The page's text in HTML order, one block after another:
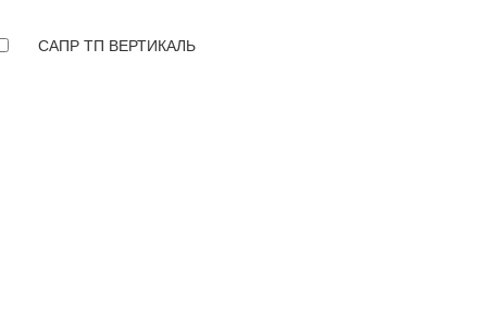
САПР ТП ВЕРТИКАЛЬ